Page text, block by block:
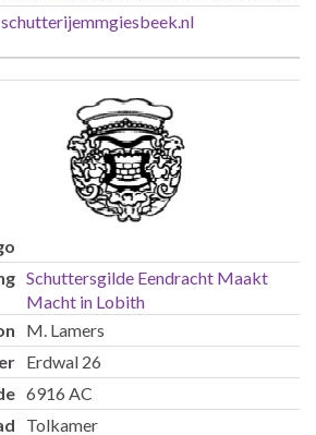
schutterijemmgiesbeek.nl
Schuttersgilde Eendracht Maakt
Macht in Lobith
M. Lamers
Erdwal 26
6916 AC
Tolkamer